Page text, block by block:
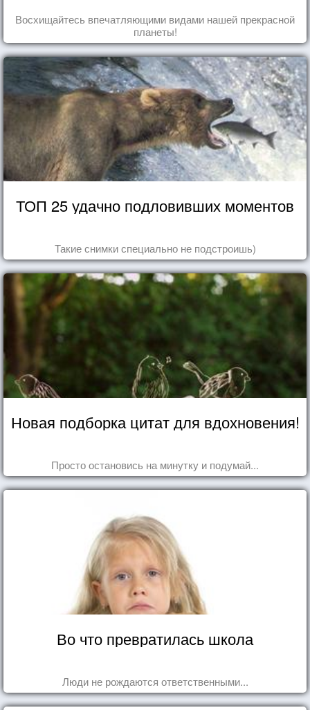
Восхищайтесь впечатляющими видами нашей прекрасной
планеты!
ТОП 25 удачно подловивших моментов
Такие снимки специально не подстроишь)
Новая подборка цитат для вдохновения!
Просто остановись на минутку и подумай...
Во что превратилась школа
Люди не рождаются ответственными...